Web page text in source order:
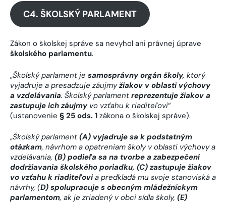
C4. ŠKOLSKÝ PARLAMENT
Zákon o školskej správe sa nevyhol ani právnej úprave
školského parlamentu.
„Školský parlament je samosprávny orgán školy, ktorý
vyjadruje a presadzuje záujmyžiakov v oblasti výchovy
a vzdelávania. Školský parlament reprezentuje žiakov a
zastupuje ich záujmy vo vzťahu k riaditeľovi“
(ustanovenie § 25 ods. 1 zákona o školskej správe).
„Školský parlament (A) vyjadruje sa k podstatným
otázkam, návrhom a opatreniam školy v oblasti výchovy a
vzdelávania, (B) podieľa sa na tvorbe a zabezpečení
dodržiavania školského poriadku, (C) zastupuje žiakov
vo vzťahu k riaditeľovia predkladá mu svoje stanoviská a
návrhy, (D) spolupracuje s obecným mládežníckym
parlamentom, ak je zriadený v obci sídla školy, (E)